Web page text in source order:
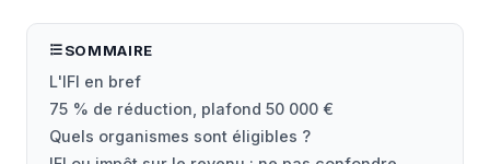
SOMMAIRE
L'IFI en bref
75 % de réduction, plafond 50 000 €
Quels organismes sont éligibles ?